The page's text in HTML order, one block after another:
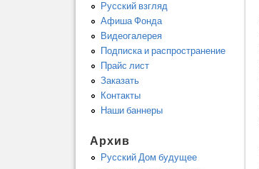
Русский взгляд
Афиша Фонда
Видеогалерея
Подписка и распространение
Прайс лист
Заказать
Контакты
Наши баннеры
Архив
Русский Дом будущее